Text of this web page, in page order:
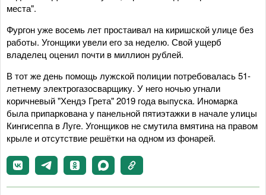
места".
Фургон уже восемь лет простаивал на киришской улице без
работы. Угонщики увели его за неделю. Свой ущерб
владелец оценил почти в миллион рублей.
В тот же день помощь лужской полиции потребовалась 51-
летнему электрогазосварщику. У него ночью угнали
коричневый "Хендэ Грета" 2019 года выпуска. Иномарка
была припаркована у панельной пятиэтажки в начале улицы
Кингисеппа в Луге. Угонщиков не смутила вмятина на правом
крыле и отсутствие решётки на одном из фонарей.